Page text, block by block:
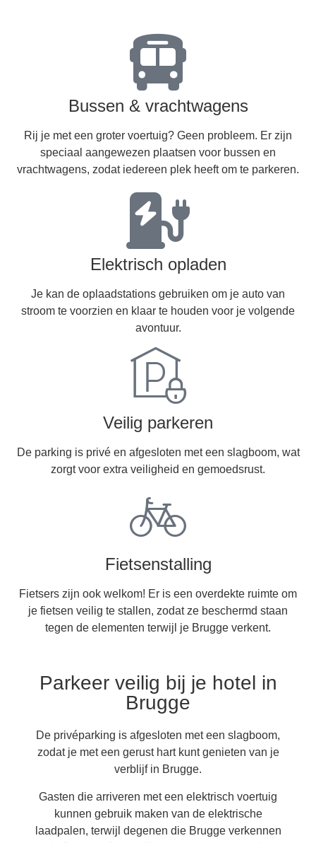
Bussen & vrachtwagens
Rij je met een groter voertuig? Geen probleem. Er zijn
speciaal aangewezen plaatsen voor bussen en
vrachtwagens, zodat iedereen plek heeft om te parkeren.
Elektrisch opladen
Je kan de oplaadstations gebruiken om je auto van
stroom te voorzien en klaar te houden voor je volgende
avontuur.
Veilig parkeren
De parking is privé en afgesloten met een slagboom, wat
zorgt voor extra veiligheid en gemoedsrust.
Fietsenstalling
Fietsers zijn ook welkom! Er is een overdekte ruimte om
je fietsen veilig te stallen, zodat ze beschermd staan
tegen de elementen terwijl je Brugge verkent.
Parkeer veilig bij je hotel in
Brugge
De privéparking is afgesloten met een slagboom,
zodat je met een gerust hart kunt genieten van je
verblijf in Brugge.
Gasten die arriveren met een elektrisch voertuig
kunnen gebruik maken van de elektrische
laadpalen, terwijl degenen die Brugge verkennen